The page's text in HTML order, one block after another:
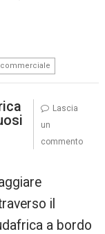
il
a bordo
Lascia
un
commento